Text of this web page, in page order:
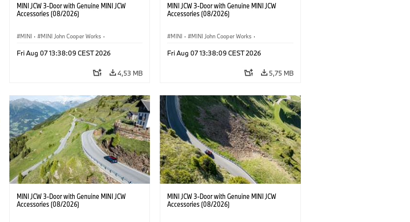
MINI JCW 3-Door with Genuine MINI JCW
Accessories (08/2026)
MINI · MINI John Cooper Works ·
Opcionális extrák, kiegészítők
Fri Aug 07 13:38:09 CEST 2026
4,53 MB
MINI JCW 3-Door with Genuine MINI JCW
Accessories (08/2026)
MINI · MINI John Cooper Works ·
Opcionális extrák, kiegészítők
Fri Aug 07 13:38:09 CEST 2026
5,75 MB
MINI JCW 3-Door with Genuine MINI JCW
Accessories (08/2026)
MINI JCW 3-Door with Genuine MINI JCW
Accessories (08/2026)